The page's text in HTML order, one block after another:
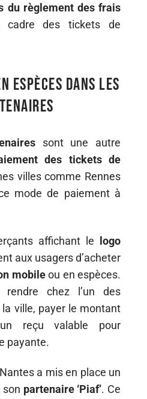
du règlement des frais
cadre des tickets de
espèces dans les
sont une autre
des tickets de
villes comme Rennes
mode de paiement à
affichant le logo
aux usagers d’acheter
mobileou en espèces.
chez l’un des
ville, payer le montant
reçu valable pour
payante.
a mis en place un
son partenaire ‘Piaf’. Ce